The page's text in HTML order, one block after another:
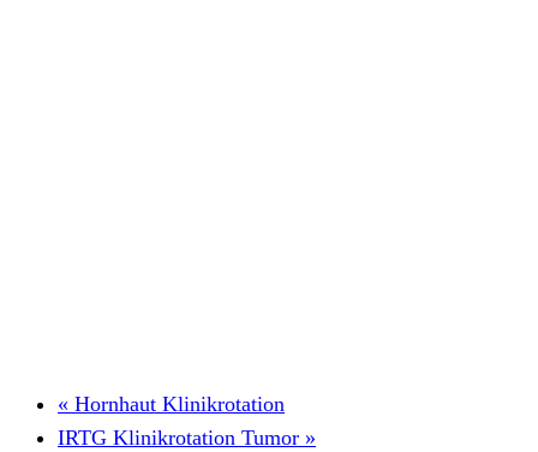
« Hornhaut Klinikrotation
IRTG Klinikrotation Tumor »